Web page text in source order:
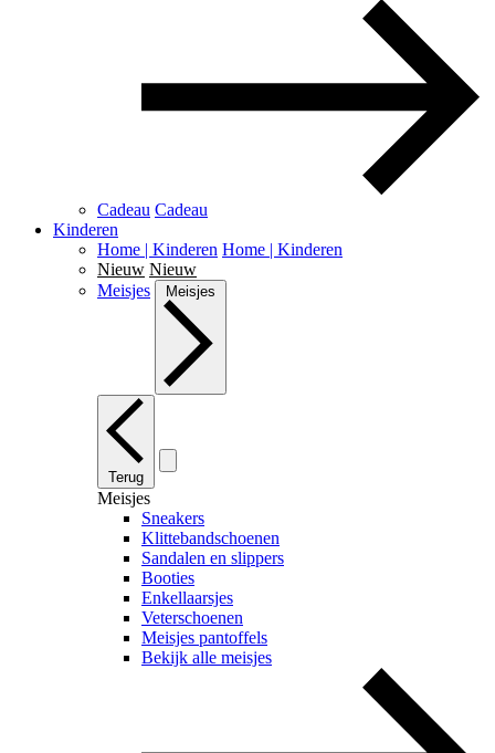
Cadeau Cadeau
Kinderen
Home | Kinderen Home | Kinderen
Nieuw Nieuw
Meisjes
Meisjes
Terug
Meisjes
Sneakers
Klittebandschoenen
Sandalen en slippers
Booties
Enkellaarsjes
Veterschoenen
Meisjes pantoffels
Bekijk alle meisjes